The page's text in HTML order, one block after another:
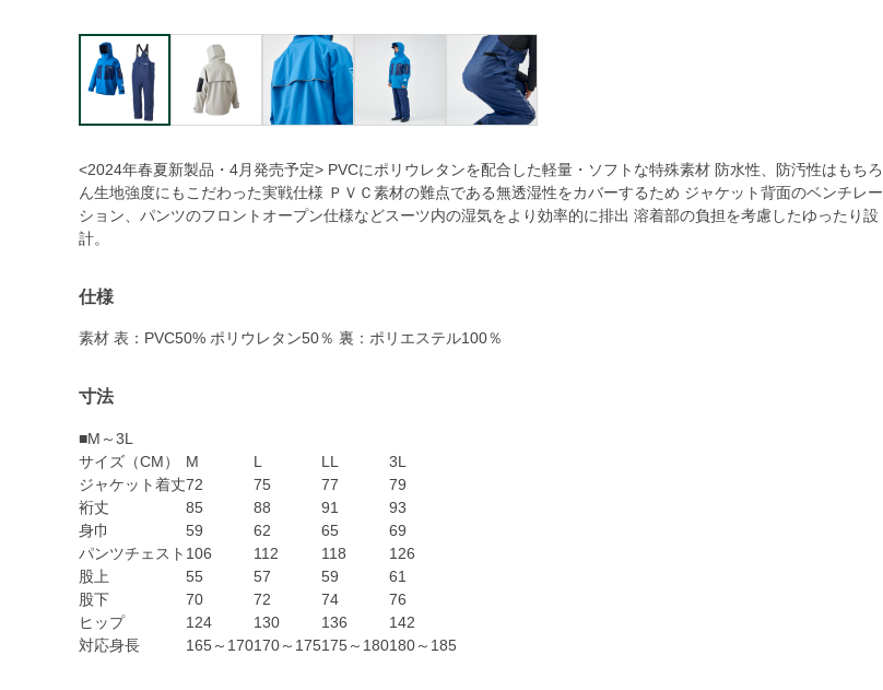
<2024年春夏新製品・4月発売予定> PVCにポリウレタンを配合した軽量・ソフトな特殊素材 防水性、防汚性はもちろ
ん生地強度にもこだわった実戦仕様 ＰＶＣ素材の難点である無透湿性をカバーするため ジャケット背面のベンチレー
ション、パンツのフロントオープン仕様などスーツ内の湿気をより効率的に排出 溶着部の負担を考慮したゆったり設
計。
仕様
素材 表：PVC50% ポリウレタン50％ 裏：ポリエステル100％
寸法
■M～3L
サイズ（CM）
M L LL
3L
ジャケット着丈72 75 77
79
裄丈
85 88 91
93
身巾
59 62 65
69
パンツチェスト 106 112 118
126
股上
55 57 59
61
股下
70 72 74
76
ヒップ
124 130 136
142
対応身長
165～170170～175175～180180～185